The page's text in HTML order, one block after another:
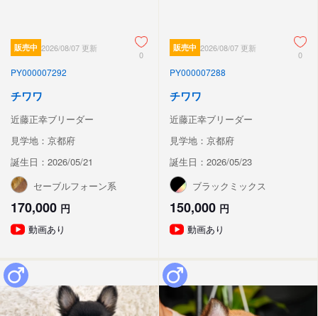
販売中 2026/08/07 更新
0
PY000007292
チワワ
近藤正幸ブリーダー
見学地：京都府
誕生日：2026/05/21
セーブルフォーン系
170,000 円
動画あり
販売中 2026/08/07 更新
0
PY000007288
チワワ
近藤正幸ブリーダー
見学地：京都府
誕生日：2026/05/23
ブラックミックス
150,000 円
動画あり